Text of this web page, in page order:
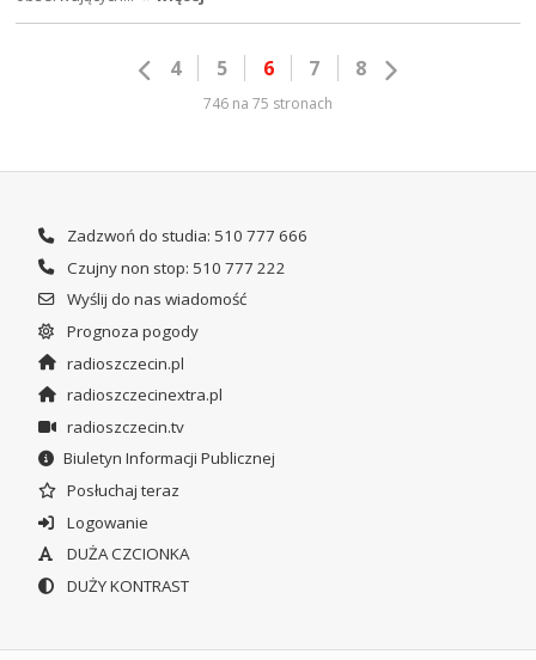
4 5 6 7 8
746 na 75 stronach
Zadzwoń do studia: 510 777 666
Czujny non stop: 510 777 222
Wyślij do nas wiadomość
Prognoza pogody
radioszczecin.pl
radioszczecinextra.pl
radioszczecin.tv
Biuletyn Informacji Publicznej
Posłuchaj teraz
Logowanie
DUŻA CZCIONKA
DUŻY KONTRAST